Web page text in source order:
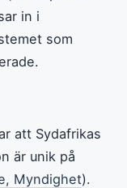
in i
som
att Sydafrikas
är unik på
Myndighet).